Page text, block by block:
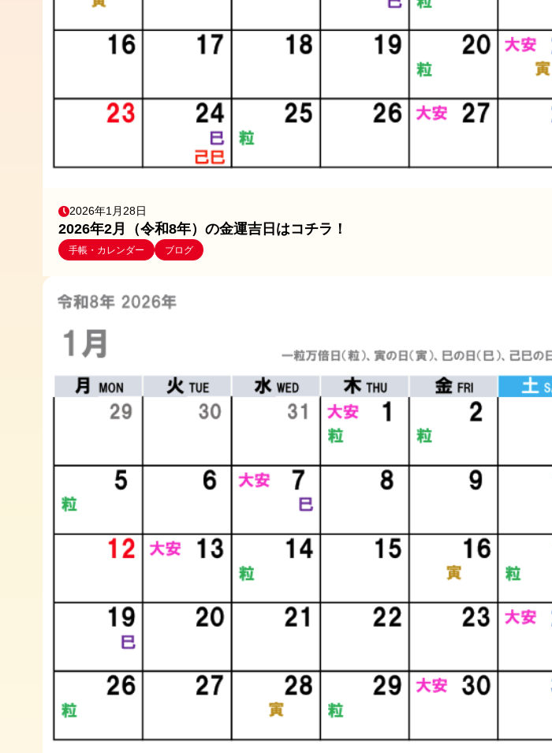
2026年1月28日
2026年2月（令和8年）の金運吉日はコチラ！
手帳・カレンダー ブログ